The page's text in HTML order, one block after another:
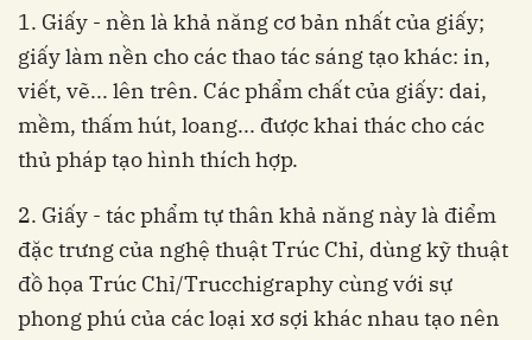
1. Giấy - nền là khả năng cơ bản nhất của giấy;
giấy làm nền cho các thao tác sáng tạo khác: in,
viết, vẽ... lên trên. Các phẩm chất của giấy: dai,
mềm, thấm hút, loang... được khai thác cho các
thủ pháp tạo hình thích hợp.
2. Giấy - tác phẩm tự thân khả năng này là điểm
đặc trưng của nghệ thuật Trúc Chỉ, dùng kỹ thuật
đồ họa Trúc Chỉ/Trucchigraphy cùng với sự
phong phú của các loại xơ sợi khác nhau tạo nên